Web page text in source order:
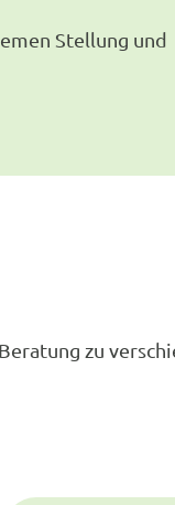
Stellung und
zu